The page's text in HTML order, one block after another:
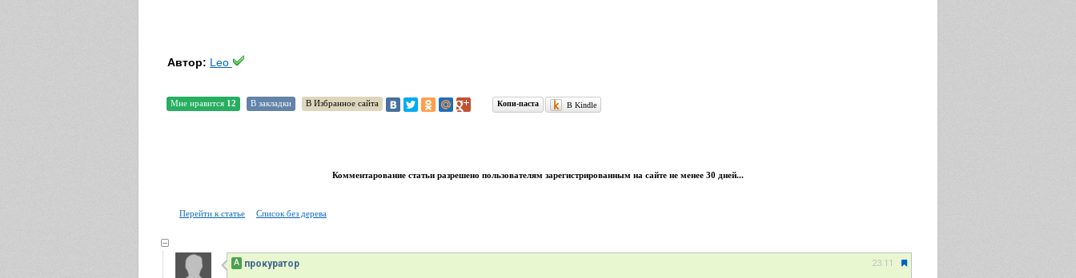
Автор: Leo
Мне нравится 12 В закладки В Избранное сайта В Kindle
Копи-паста
Комментарование статьи разрешено пользователям зарегистрированным на сайте не менее 30 дней...
Перейти к статье Список без дерева
А прокуратор 23.11